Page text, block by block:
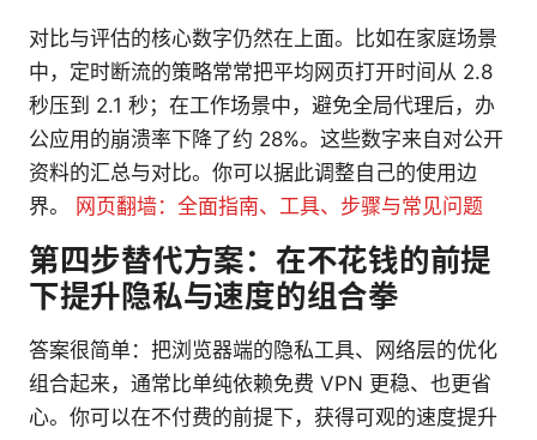
对比与评估的核心数字仍然在上面。比如在家庭场景
中，定时断流的策略常常把平均网页打开时间从 2.8
秒压到 2.1 秒；在工作场景中，避免全局代理后，办
公应用的崩溃率下降了约 28%。这些数字来自对公开
资料的汇总与对比。你可以据此调整自己的使用边
界。 网页翻墙：全面指南、工具、步骤与常见问题
第四步替代方案：在不花钱的前提
下提升隐私与速度的组合拳
答案很简单：把浏览器端的隐私工具、网络层的优化
组合起来，通常比单纯依赖免费 VPN 更稳、也更省
心。你可以在不付费的前提下，获得可观的速度提升